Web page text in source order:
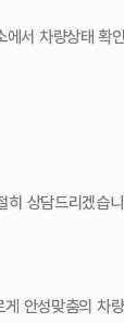
서 차량상태 확
히 상담드리겠습